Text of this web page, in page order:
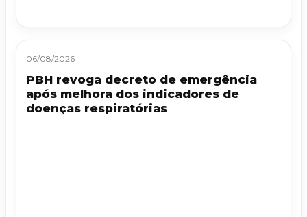
06/08/2026
PBH revoga decreto de emergência
após melhora dos indicadores de
doenças respiratórias